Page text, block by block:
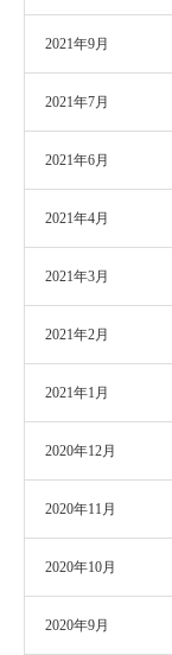
2021年9月
2021年7月
2021年6月
2021年4月
2021年3月
2021年2月
2021年1月
2020年12月
2020年11月
2020年10月
2020年9月